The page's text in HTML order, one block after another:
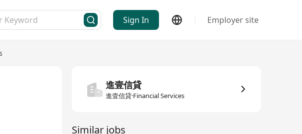
Sign In Employer site
進壹信貸
進壹信貸·Financial Services
Similar jobs